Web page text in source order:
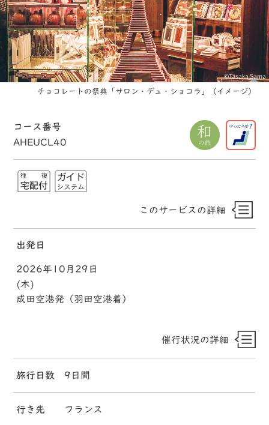
チョコレートの祭典「サロン・デュ・ショコラ」（イメージ）
コース番号
AHEUCL40
このサービスの詳細
出発日
2026年10月29日
(木)
成田空港発（羽田空港着）
催行状況の詳細
旅行日数 9日間
行き先 フランス